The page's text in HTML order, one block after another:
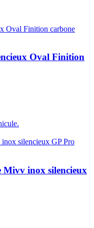
Oval Finition
Mivv inox silencieux